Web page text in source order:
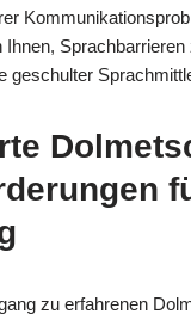
Ihnen, Sprachbarrieren
geschulter
zu erfahrenen